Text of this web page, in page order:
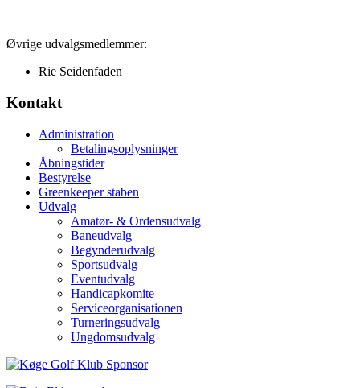
Øvrige udvalgsmedlemmer:
Rie Seidenfaden
Kontakt
Administration
Betalingsoplysninger
Åbningstider
Bestyrelse
Greenkeeper staben
Udvalg
Amatør- & Ordensudvalg
Baneudvalg
Begynderudvalg
Sportsudvalg
Eventudvalg
Handicapkomite
Serviceorganisationen
Turneringsudvalg
Ungdomsudvalg